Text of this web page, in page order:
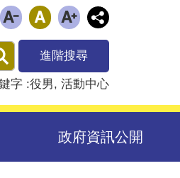
進階搜尋
字 役男 活動中心
政府資訊公開